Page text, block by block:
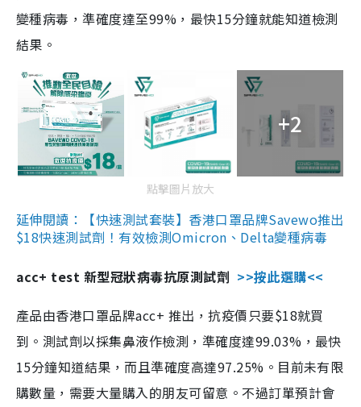
變種病毒，準確度達至99%，最快15分鐘就能知道檢測
結果。
+2
點擊圖片放大
延伸閱讀：【快速測試套裝】香港口罩品牌Savewo推出
$18快速測試劑！有效檢測Omicron、Delta變種病毒
acc+ test 新型冠狀病毒抗原測試劑 >>按此選購<<
產品由香港口罩品牌acc+ 推出，抗疫價只要$18就買
到。測試劑以採集鼻液作檢測，準確度達99.03%，最快
15分鐘知道結果，而且準確度高達97.25%。目前未有限
購數量，需要大量購入的朋友可留意。不過訂單預計會